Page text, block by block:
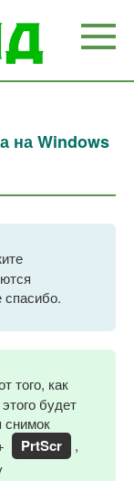
на Windows
того, как
будет
снимок
PrtScr
,